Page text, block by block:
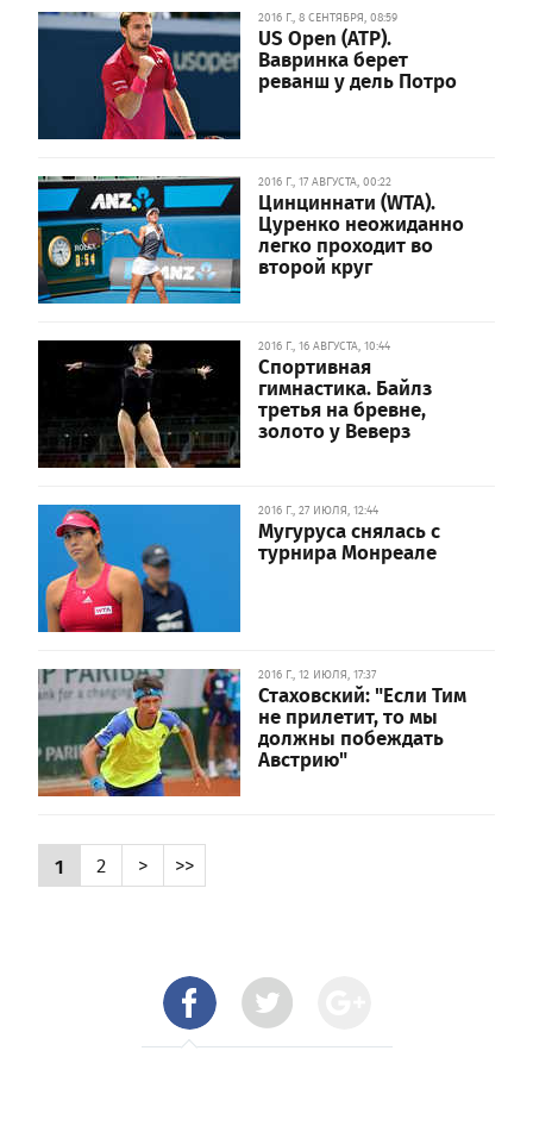
2016 Г., 8 СЕНТЯБРЯ, 08:59
US Open (ATP).
Вавринка берет
реванш у дель Потро
2016 Г., 17 АВГУСТА, 00:22
Цинциннати (WTA).
Цуренко неожиданно
легко проходит во
второй круг
2016 Г., 16 АВГУСТА, 10:44
Спортивная
гимнастика. Байлз
третья на бревне,
золото у Веверз
2016 Г., 27 ИЮЛЯ, 12:44
Мугуруса снялась с
турнира Монреале
2016 Г., 12 ИЮЛЯ, 17:37
Стаховский: "Если Тим
не прилетит, то мы
должны побеждать
Австрию"
1 2 > >>